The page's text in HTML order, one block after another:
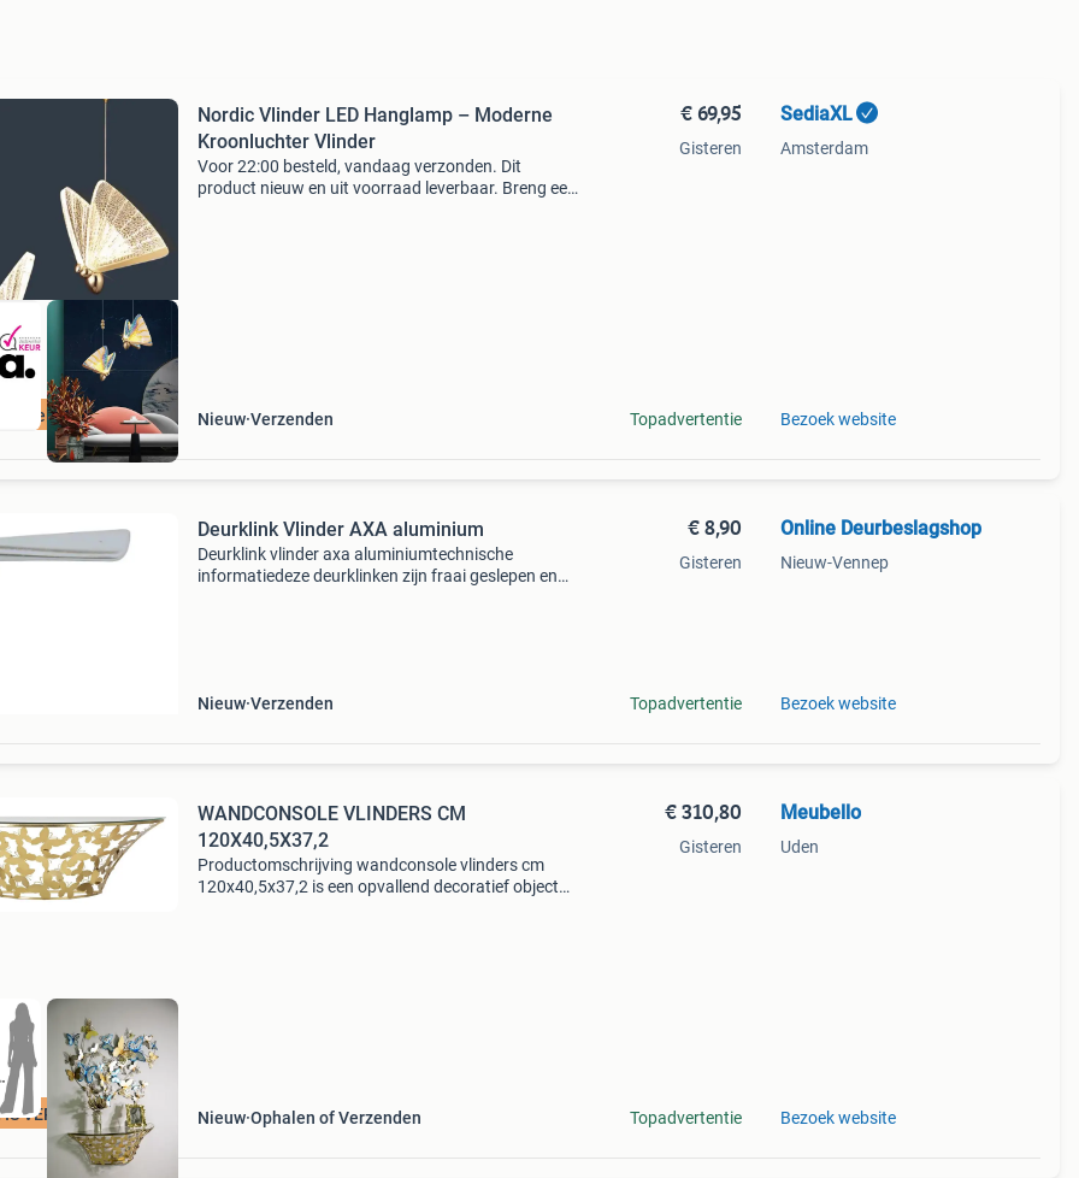
met 9+
Nordic Vlinder LED Hanglamp – Moderne
Kroonluchter Vlinder
Voor 22:00 besteld, vandaag verzonden. Dit
product nieuw en uit voorraad leverbaar. Breng een
Nieuw Verzenden
€ 69,95
Gisteren
Topadvertentie
SediaXL
Amsterdam
Bezoek website
Deurklink Vlinder AXA aluminium
Deurklink vlinder axa aluminiumtechnische
informatiedeze deurklinken zijn fraai geslepen en
Nieuw Verzenden
€ 8,90
Gisteren
Topadvertentie
Online Deurbeslagshop
Nieuw-Vennep
Bezoek website
VERZENDING
WANDCONSOLE VLINDERS CM
120X40,5X37,2
Productomschrijving wandconsole vlinders cm
120x40,5x37,2 is een opvallend decoratief object
Nieuw Ophalen of Verzenden
€ 310,80
Gisteren
Topadvertentie
Meubello
Uden
Bezoek website